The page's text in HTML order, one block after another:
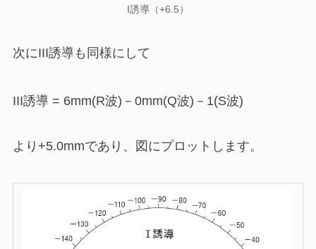
I誘導（+6.5）
次にIII誘導も同様にして
III誘導 = 6mm(R波)－0mm(Q波)－1(S波)
より+5.0mmであり、図にプロットします。